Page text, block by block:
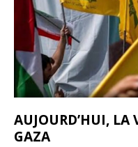
AUJOURD’HUI, LA
GAZA